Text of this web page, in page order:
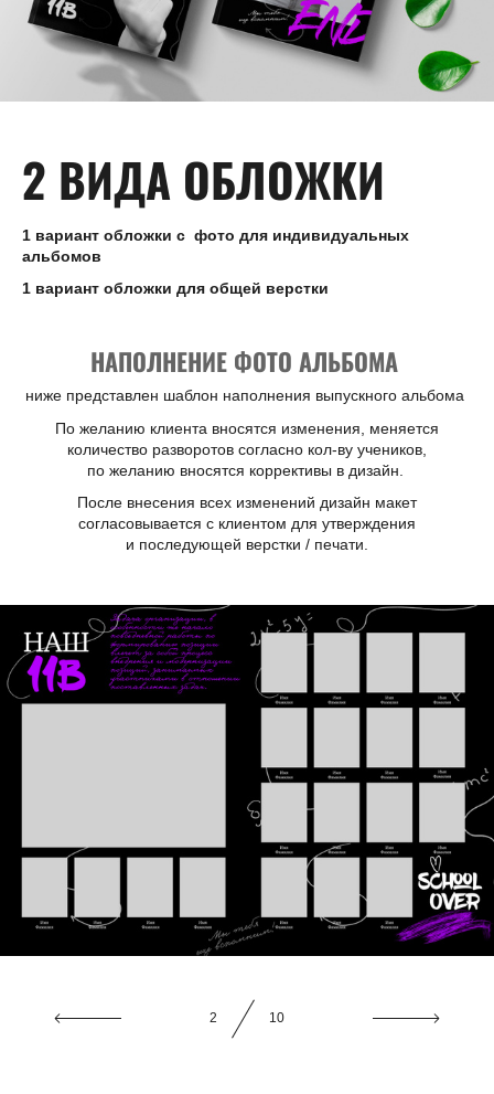
2 ВИДА ОБЛОЖКИ
1 вариант обложки с фото для индивидуальных
альбомов
1 вариант обложки для общей верстки
НАПОЛНЕНИЕ ФОТО АЛЬБОМА
ниже представлен шаблон наполнения выпускного альбома
По желанию клиента вносятся изменения, меняется
количество разворотов согласно кол-ву учеников,
по желанию вносятся коррективы в дизайн.
После внесения всех изменений дизайн макет
согласовывается с клиентом для утверждения
и последующей верстки / печати.
3 10